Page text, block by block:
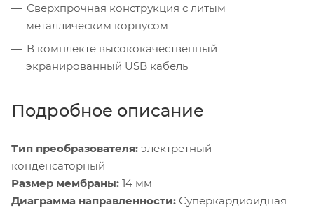
Сверхпрочная конструкция с литым
металлическим корпусом
В комплекте высококачественный
экранированный USB кабель
Подробное описание
Тип преобразователя: электретный
конденсаторный
Размер мембраны: 14 мм
Диаграмма направленности: Суперкардиоидная